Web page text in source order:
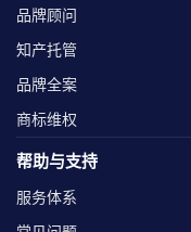
品牌顾问
知产托管
品牌全案
商标维权
帮助与支持
服务体系